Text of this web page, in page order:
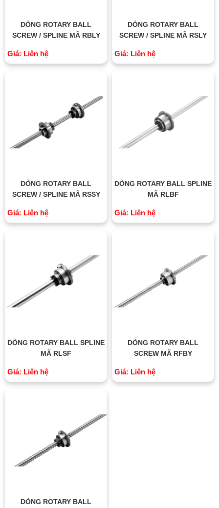
DÒNG ROTARY BALL
SCREW / SPLINE MÃ RBLY
Giá: Liên hệ
DÒNG ROTARY BALL
SCREW / SPLINE MÃ RSLY
Giá: Liên hệ
DÒNG ROTARY BALL
SCREW / SPLINE MÃ RSSY
Giá: Liên hệ
DÒNG ROTARY BALL SPLINE
MÃ RLBF
Giá: Liên hệ
DÒNG ROTARY BALL SPLINE
MÃ RLSF
Giá: Liên hệ
DÒNG ROTARY BALL
SCREW MÃ RFBY
Giá: Liên hệ
DÒNG ROTARY BALL